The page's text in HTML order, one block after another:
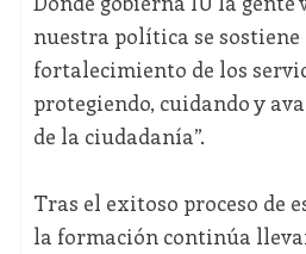
nuestra política se sostiene
fortalecimiento de los
protegiendo, cuidando y
de la ciudadanía”.
Tras el exitoso proceso de
la formación continúa